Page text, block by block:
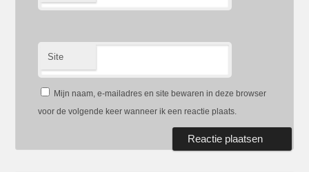
Site
Mijn naam, e-mailadres en site bewaren in deze browser
voor de volgende keer wanneer ik een reactie plaats.